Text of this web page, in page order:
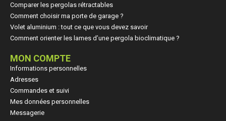
Comparer les pergolas rétractables
Comment choisir ma porte de garage ?
Volet aluminium : tout ce que vous devez savoir
Comment orienter les lames d’une pergola bioclimatique ?
MON COMPTE
Informations personnelles
Adresses
Commandes et suivi
Mes données personnelles
Messagerie